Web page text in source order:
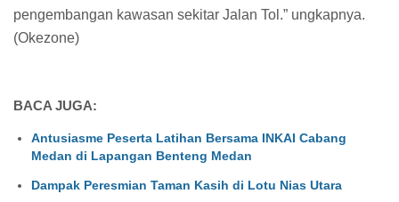
pengembangan kawasan sekitar Jalan Tol.” ungkapnya.
(Okezone)
BACA JUGA:
Antusiasme Peserta Latihan Bersama INKAI Cabang
Medan di Lapangan Benteng Medan
Dampak Peresmian Taman Kasih di Lotu Nias Utara